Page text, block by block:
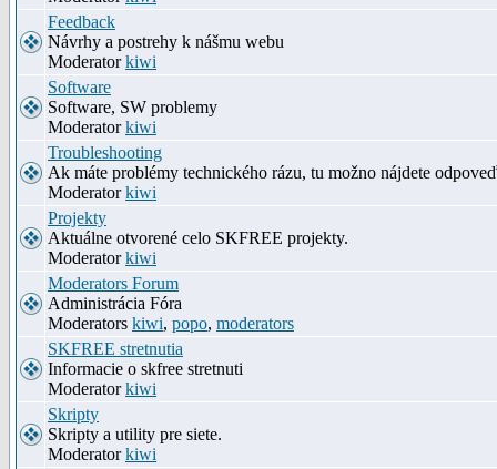
Feedback
Návrhy a postrehy k nášmu webu
Moderatorkiwi
Software
Software, SW problemy
Moderatorkiwi
Troubleshooting
Ak máte problémy technického rázu, tu možno nájdete odpoveď
Moderatorkiwi
Projekty
Aktuálne otvorené celo SKFREE projekty.
Moderatorkiwi
Moderators Forum
Administrácia Fóra
Moderators kiwi, popo, moderators
SKFREE stretnutia
Informacie o skfree stretnuti
Moderatorkiwi
Skripty
Skripty a utility pre siete.
Moderatorkiwi